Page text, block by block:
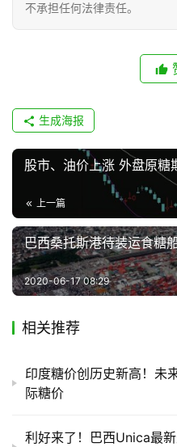
专
地
区
频
产
业
不承担任何法律责任。
生成海报
股市、油价上涨 外盘原糖
上一篇
巴西桑托斯港待装运食糖
2020-06-17 08:29
相关推荐
印度糖价创历史新高！未
际糖价
利好来了！巴西Unica最